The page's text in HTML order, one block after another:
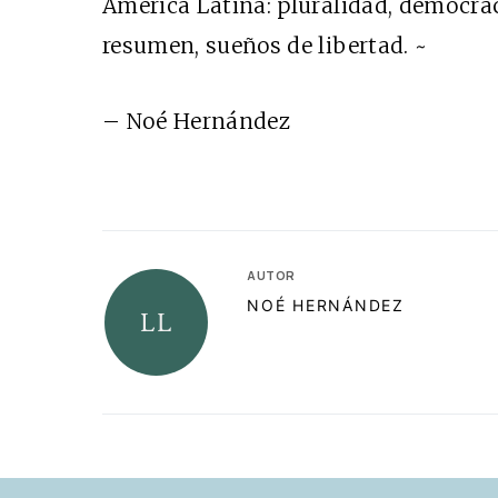
América Latina: pluralidad,
resumen, sueños de libertad. ~
– Noé Hernández
AUTOR
NOÉ HERNÁNDEZ